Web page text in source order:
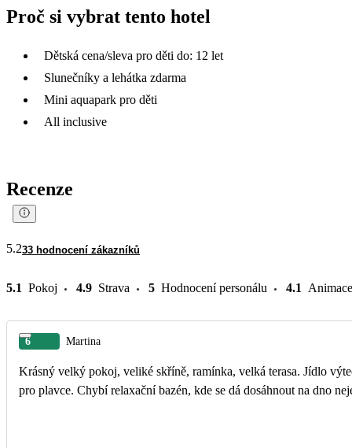
Proč si vybrat tento hotel
Dětská cena/sleva pro děti do: 12 let
Slunečníky a lehátka zdarma
Mini aquapark pro děti
All inclusive
Recenze
5.233 hodnocení zákazníků
5.1 Pokoj 4.9 Strava 5 Hodnocení personálu 4.1 Animace
6 Martina
Krásný velký pokoj, veliké skříně, ramínka, velká terasa. Jídlo
pro plavce. Chybí relaxační bazén, kde se dá dosáhnout na dno